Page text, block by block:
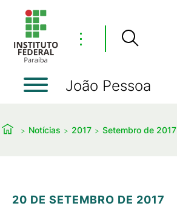
⋮
João Pessoa
Notícias 2017 Setembro de 2017
20 DE SETEMBRO DE 2017